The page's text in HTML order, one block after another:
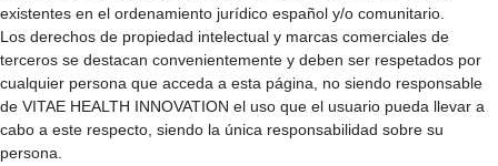
existentes en el ordenamiento jurídico español y/o comunitario.
Los derechos de propiedad intelectual y marcas comerciales de
terceros se destacan convenientemente y deben ser respetados por
cualquier persona que acceda a esta página, no siendo responsable
de VITAE HEALTH INNOVATION el uso que el usuario pueda llevar a
cabo a este respecto, siendo la única responsabilidad sobre su
persona.